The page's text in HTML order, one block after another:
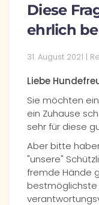
Diese
ehrlich
31. August 2021 |
Liebe
Sie möchten
ein Zuhause
sehr für diese
Aber bitte
"unsere"
fremde Hände
bestmöglichste